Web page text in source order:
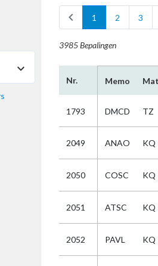
chevron_left 1 2 3
3985 Bepalingen
Nr. Memo
1793 DMCD TZ
2049 ANAO KQ
2050 COSC KQ
2051 ATSC KQ
2052 PAVL KQ